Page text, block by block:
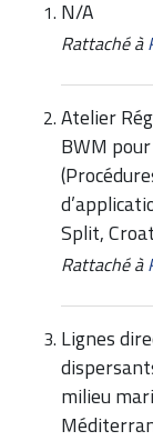
N/A
Rattaché à
Atelier
BWM
Split,
Rattaché à
Lignes
milieu